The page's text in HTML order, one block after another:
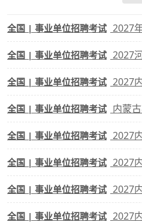
全国 | 事业单位招聘考试 2027
全国 | 事业单位招聘考试 2027
全国 | 事业单位招聘考试 2027
全国 | 事业单位招聘考试 内蒙
全国 | 事业单位招聘考试 2027
全国 | 事业单位招聘考试 2027
全国 | 事业单位招聘考试 2027
全国 | 事业单位招聘考试 2027